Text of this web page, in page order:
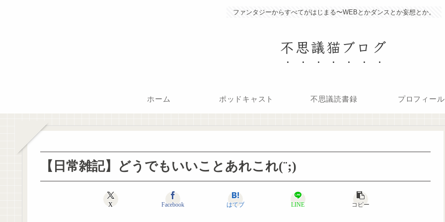
ファンタジーからすべてがはじまる〜WEBとかダンスとか妄想とか。
不思議猫ブログ
ホーム ポッドキャスト 不思議読書録 プロフィール
【日常雑記】どうでもいいことあれこれ(¨;)
X Facebook はてブ LINE コピー